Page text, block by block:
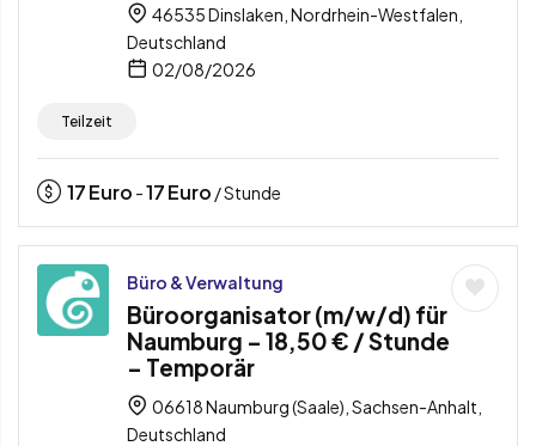
46535 Dinslaken, Nordrhein-Westfalen,
Deutschland
02/08/2026
Teilzeit
17Euro -17Euro / Stunde
Büro & Verwaltung
Büroorganisator (m/w/d) für
Naumburg – 18,50 € / Stunde
– Temporär
06618 Naumburg (Saale), Sachsen-Anhalt,
Deutschland